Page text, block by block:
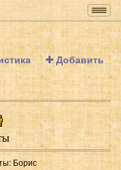
Добавить
Борис